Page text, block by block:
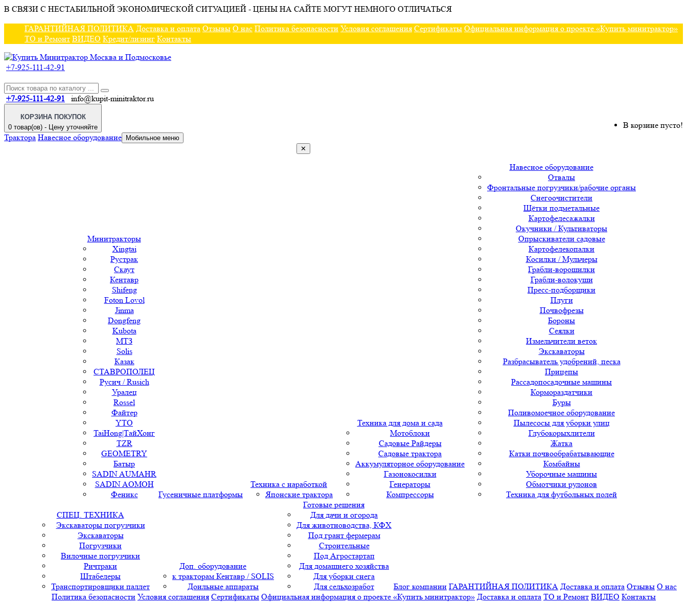
В СВЯЗИ С НЕСТАБИЛЬНОЙ ЭКОНОМИЧЕСКОЙ СИТУАЦИЕЙ - ЦЕНЫ НА САЙТЕ МОГУТ НЕМНОГО ОТЛИЧАТЬСЯ
ГАРАНТИЙНАЯ ПОЛИТИКА Доставка и оплата Отзывы О нас Политика безопасности Условия соглашения Сертификаты Официальная информация о проекте «Купить минитрактор»
ТО и Ремонт ВИДЕО Кредит/лизинг Контакты
+7-925-111-42-91
+7-925-111-42-91 info@kupit-minitraktor.ru
КОРЗИНА ПОКУПОК
0 товар(ов) - Цену уточняйте
В корзине пусто!
Трактора Навесное оборудование
Мобильное меню
✕
Минитракторы
Xingtai
Рустрак
Скаут
Кентавр
Shifeng
Foton Lovol
Jinma
Dongfeng
Kubota
МТЗ
Solis
Казак
СТАВРОПОЛЕЦ
Русич / Rusich
Уралец
Rossel
Файтер
YTO
TaiHong|ТайХонг
TZR
GEOMETRY
Батыр
SADIN AUMAHR
SADIN AOMOH
Феникс
Гусеничные платформы
Техника с наработкой
Японские трактора
Техника для дома и сада
Мотоблоки
Садовые Райдеры
Садовые трактора
Аккумуляторное оборудование
Газонокосилки
Генераторы
Компрессоры
Навесное оборудование
Отвалы
Фронтальные погрузчики/рабочие органы
Снегоочистители
Щётки подметальные
Картофелесажалки
Окучники / Культиваторы
Опрыскиватели садовые
Картофелекопалки
Косилки / Мульчеры
Грабли-ворошилки
Грабли-волокуши
Пресс-подборщики
Плуги
Почвофрезы
Бороны
Сеялки
Измельчители веток
Экскаваторы
Разбрасыватель удобрений, песка
Прицепы
Рассадопосадочные машины
Кормораздатчики
Буры
Поливомоечное оборудование
Пылесосы для уборки улиц
Глубокорыхлители
Жатка
Катки почвообрабатывающие
Комбайны
Уборочные машины
Обмотчики рулонов
Техника для футбольных полей
СПЕЦ. ТЕХНИКА
Экскаваторы погрузчики
Экскаваторы
Погрузчики
Вилочные погрузчики
Ричтраки
Штабелеры
Транспортировщики паллет
Доп. оборудование
к тракторам Кентавр / SOLIS
Доильные аппараты
Готовые решения
Для дачи и огорода
Для животноводства, КФХ
Под грант фермерам
Строительные
Под Агростартап
Для домашнего хозяйства
Для уборки снега
Для сельхозработ
Блог компании ГАРАНТИЙНАЯ ПОЛИТИКА Доставка и оплата Отзывы О нас
Политика безопасности Условия соглашения Сертификаты Официальная информация о проекте «Купить минитрактор» Доставка и оплата ТО и Ремонт ВИДЕО Контакты